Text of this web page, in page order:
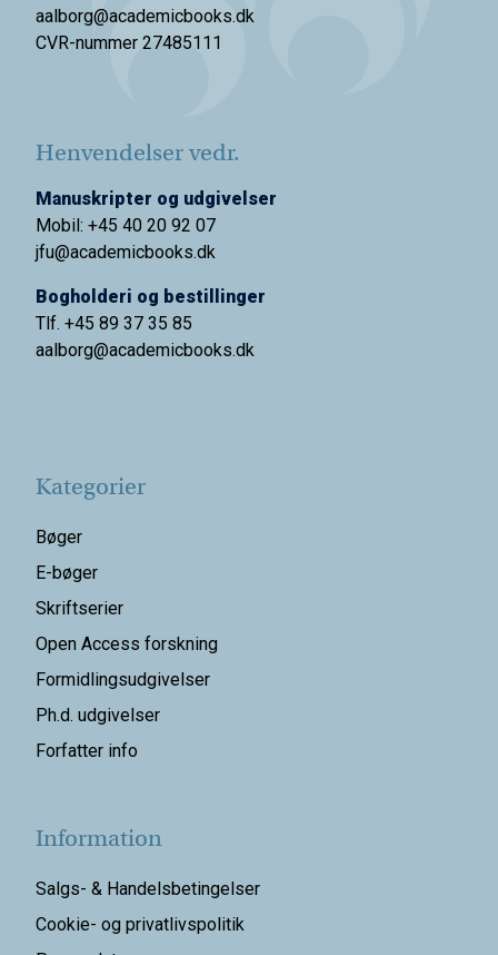
aalborg@academicbooks.dk
CVR-nummer 27485111
Henvendelser vedr.
Manuskripter og udgivelser
Mobil: +45 40 20 92 07
jfu@academicbooks.dk
Bogholderi og bestillinger
Tlf. +45 89 37 35 85
aalborg@academicbooks.dk
Kategorier
Bøger
E-bøger
Skriftserier
Open Access forskning
Formidlingsudgivelser
Ph.d. udgivelser
Forfatter info
Information
Salgs- & Handelsbetingelser
Cookie- og privatlivspolitik